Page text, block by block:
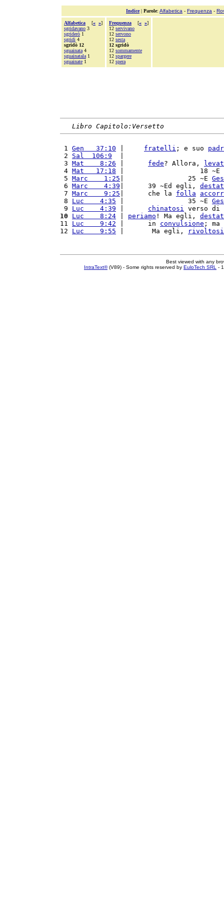
Indice| Parole: Alfabetica - Frequenza -
Alfabetica [« »]
sgridavano 3
sgriderò 1
sgridi 4
sgridò 12
sguainata 4
sguainatala 1
sguainate 1
Frequenza [« »]
12 servivano
12 servono
12 sesta
12 sgridò
12 sommamente
12 spargere
12 spera
Libro Capitolo:Versetto
1 Gen   37:10 fratelli ; e suo
2 Sal  106:9
3 Mat    8:26 fede? Allora,
4 Mat   17:18 |                   18 ~E
5 Marc    1:25 |                25 ~E
6 Marc    4:39 |      39 ~Ed egli,
7 Marc    9:25 |      che la folla
8 Luc    4:35 |                35 ~E
9 Luc    4:39 chinatosi verso
10
Luc    8:24 periamo ! Ma egli,
11 Luc    9:42 |      in convulsione ; ma
12 Luc    9:55 |       Ma egli, rivoltosi
Best viewed with any
IntraText®(V89) - Some rights reserved by EuloTech SRL -